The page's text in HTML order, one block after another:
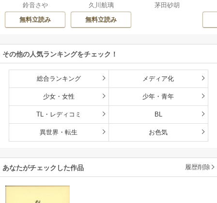
た
鈴音さや
無料立読み
様、離婚していた
だきます
久川航璃
無料立読み
茅田砂胡
その他の人気ランキングをチェック！
総合ランキング メディア化
少女・女性 少年・青年
TL・レディコミ BL
異世界・転生 お色気
あなたがチェックした作品 履歴削除